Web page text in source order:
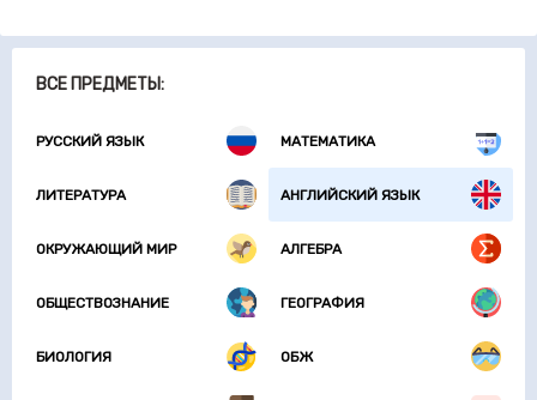
ВСЕ ПРЕДМЕТЫ:
РУССКИЙ ЯЗЫК МАТЕМАТИКА
ЛИТЕРАТУРА АНГЛИЙСКИЙ ЯЗЫК
ОКРУЖАЮЩИЙ МИР АЛГЕБРА
ОБЩЕСТВОЗНАНИЕ ГЕОГРАФИЯ
БИОЛОГИЯ ОБЖ